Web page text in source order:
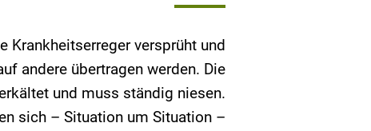
Krankheitserreger versprüht und
andere übertragen werden. Die
und muss ständig niesen.
sich – Situation um Situation –